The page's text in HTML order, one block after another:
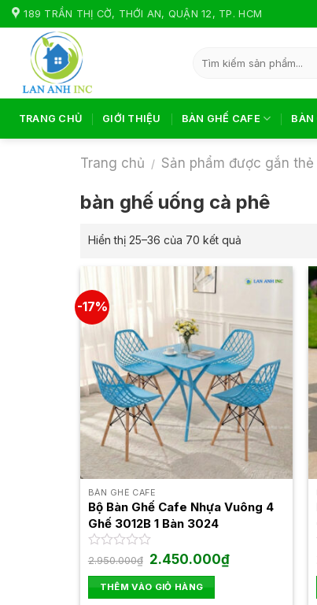
Skip
to
content
189 TRẦN THỊ CỜ, THỚI AN, QUẬN 12, TP. HCM
kiếm:
TRANG CHỦ GIỚI THIỆU BÀN GHẾ CAFE BÀN
Trang chủ / Sản phẩm được gắn
bàn ghế uống cà phê
Hiển thị 25–36 của 70 kết quả
-17%
BÀN GHẾ CAFE
Bộ Bàn Ghế Cafe Nhựa Vuông 4
Ghế 3012B 1 Bàn 3024
Được
hạng
0
2.950.000₫ Giá
gốc
là:
2.950.000₫.
2.450.000₫Giá
hiện
THÊM VÀO GIỎ HÀNG